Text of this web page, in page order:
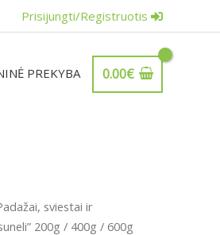
Prisijungti/Registruotis
PREKYBA 0.00€
sviestai ir
200g / 400g / 600g